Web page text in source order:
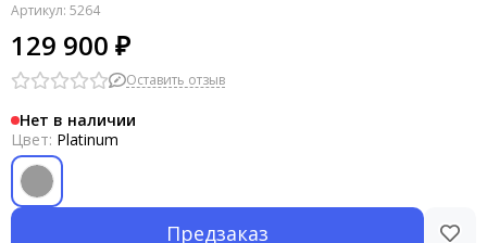
Артикул: 5264
129 900 ₽
Оставить отзыв
Нет в наличии
Цвет: Platinum
Предзаказ